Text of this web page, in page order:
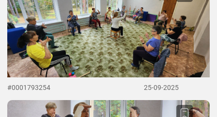
#0001793254 25-09-2025